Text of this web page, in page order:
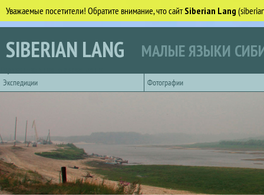
Уважаемые посетители! Обратите внимание, что сайтSiberian Lang
Перейти к основному содержанию
SIBERIAN LANG МАЛЫЕ ЯЗЫКИ
Экспедиции
Фотографии